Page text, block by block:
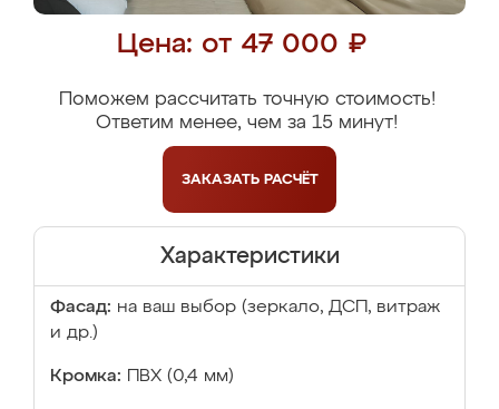
Цена: от 47 000 ₽
Поможем рассчитать точную стоимость!
Ответим менее, чем за 15 минут!
ЗАКАЗАТЬ РАСЧЁТ
Характеристики
Фасад: на ваш выбор (зеркало, ДСП, витраж
и др.)
Кромка: ПВХ (0,4 мм)